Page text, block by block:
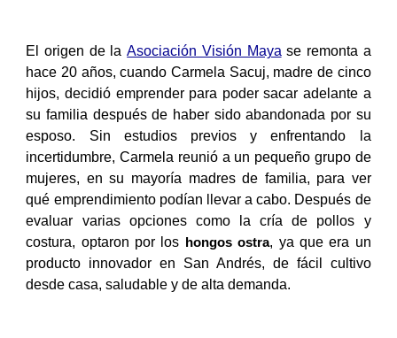
El origen de laAsociación Visión Maya se remonta a
hace 20 años, cuando Carmela Sacuj, madre de cinco
hijos, decidió emprender para poder sacar adelante a
su familia después de haber sido abandonada por su
esposo. Sin estudios previos y enfrentando la
incertidumbre, Carmela reunió a un pequeño grupo de
mujeres, en su mayoría madres de familia, para ver
qué emprendimiento podían llevar a cabo. Después de
evaluar varias opciones como la cría de pollos y
costura, optaron por los
hongos ostra, ya que era un
producto innovador en San Andrés, de fácil cultivo
desde casa, saludable y de alta demanda.